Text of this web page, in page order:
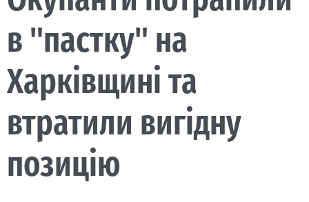
в "пастку" на
Харківщині та
втратили вигідну
позицію